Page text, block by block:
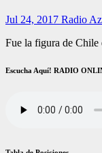
Jul 24, 2017 Radio
Fue la figura de Chile
Escucha Aquí! RADIO